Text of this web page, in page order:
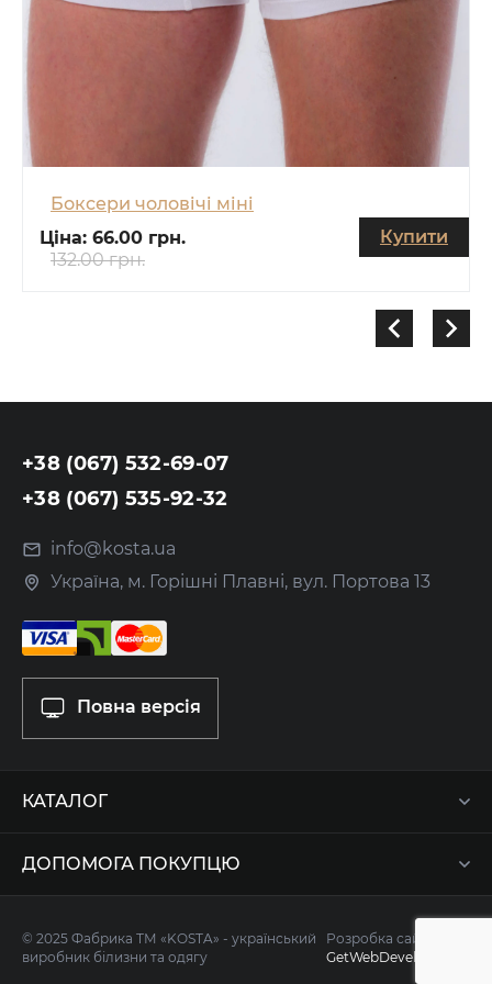
Боксери чоловічі міні
Ціна: 66.00 грн.
132.00 грн.
Купити
+38 (067) 532-69-07
+38 (067) 535-92-32
info@kosta.ua
Україна, м. Горішні Плавні, вул. Портова 13
Повна версія
КАТАЛОГ
ДОПОМОГА ПОКУПЦЮ
© 2025 Фабрика ТМ «KOSTA» - український
виробник білизни та одягу
Розробка сайту -
GetWebDevelop